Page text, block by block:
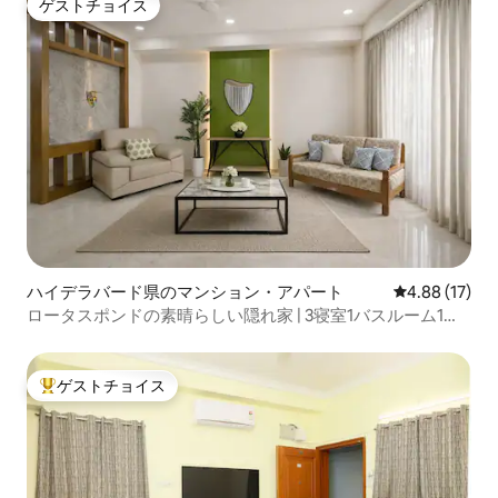
ゲストチョイス
ゲストチョイス
ハイデラバード県のマンション・アパート レビュー17
4.88 (17)
ロータスポンドの素晴らしい隠れ家 | 3寝室1バスルーム1キ
大好評のゲストチョイスです。
ゲストチョイス